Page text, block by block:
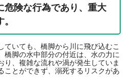
危険な行為であり、重大
ていても、橋脚から川に飛び込むこ
橋脚の水中部分の付近は、水の力に
り、複雑な流れや渦が発生していま
ことができず、溺死するリスクがあ